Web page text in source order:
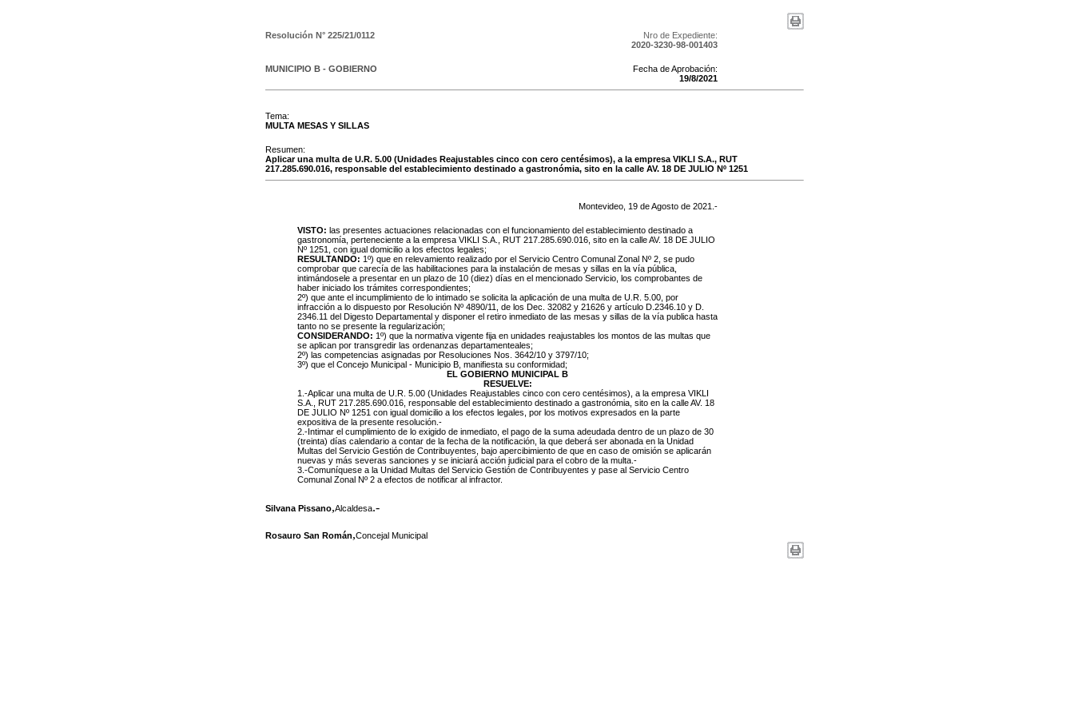
Resolución N° 225/21/0112
Nro de Expediente:
2020-3230-98-001403
MUNICIPIO B - GOBIERNO
Fecha de Aprobación:
19/8/2021
Tema:
MULTA MESAS Y SILLAS
Resumen:
Aplicar una multa de U.R. 5.00 (Unidades Reajustables cinco con cero centésimos), a la empresa VIKLI S.A., RUT
217.285.690.016, responsable del establecimiento destinado a gastronómia, sito en la calle AV. 18 DE JULIO Nº 1251
Montevideo, 19 deAgosto de 2021 .-
VISTO: las presentes actuaciones relacionadas con el funcionamiento del establecimiento destinado a
gastronomía, perteneciente a la empresa VIKLI S.A., RUT 217.285.690.016, sito en la calle AV. 18 DE JULIO
Nº 1251, con igual domicilio a los efectos legales;
RESULTANDO: 1º) que en relevamiento realizado por el Servicio Centro Comunal Zonal Nº 2, se pudo
comprobar que carecía de las habilitaciones para la instalación de mesas y sillas en la vía pública,
intimándosele a presentar en un plazo de 10 (diez) días en el mencionado Servicio, los comprobantes de
haber iniciado los trámites correspondientes;
2º) que ante el incumplimiento de lo intimado se solicita la aplicación de una multa de U.R. 5.00, por
infracción a lo dispuesto por Resolución Nº 4890/11, de los Dec. 32082 y 21626 y artículo D.2346.10 y D.
2346.11 del Digesto Departamental y disponer el retiro inmediato de las mesas y sillas de la vía publica hasta
tanto no se presente la regularización;
CONSIDERANDO: 1º) que la normativa vigente fija en unidades reajustables los montos de las multas que
se aplican por transgredir las ordenanzas departamenteales;
2º) las competencias asignadas por Resoluciones Nos. 3642/10 y 3797/10;
3º) que el Concejo Municipal - Municipio B, manifiesta su conformidad;
EL GOBIERNO MUNICIPAL B
RESUELVE:
1.-Aplicar una multa de U.R. 5.00 (Unidades Reajustables cinco con cero centésimos), a la empresa VIKLI
S.A., RUT 217.285.690.016, responsable del establecimiento destinado a gastronómia, sito en la calle AV. 18
DE JULIO Nº 1251 con igual domicilio a los efectos legales, por los motivos expresados en la parte
expositiva de la presente resolución.-
2.-Intimar el cumplimiento de lo exigido de inmediato, el pago de la suma adeudada dentro de un plazo de 30
(treinta) días calendario a contar de la fecha de la notificación, la que deberá ser abonada en la Unidad
Multas del Servicio Gestión de Contribuyentes, bajo apercibimiento de que en caso de omisión se aplicarán
nuevas y más severas sanciones y se iniciará acción judicial para el cobro de la multa.-
3.-Comuníquese a la Unidad Multas del Servicio Gestión de Contribuyentes y pase al Servicio Centro
Comunal Zonal Nº 2 a efectos de notificar al infractor.
Silvana Pissano,Alcaldesa.-
Rosauro San Román,Concejal Municipal